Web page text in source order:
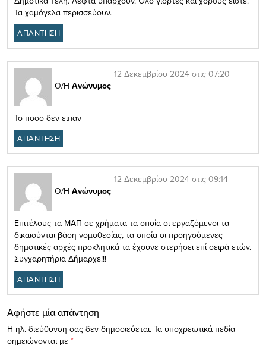
Τα χαμόγελα περισσεύουν.
ΑΠΑΝΤΗΣΗ
Ο/Η Ανώνυμος
12 Δεκεμβρίου 2024 στις 07:20
Το ποσο δεν ειπαν
ΑΠΑΝΤΗΣΗ
Ο/Η Ανώνυμος
12 Δεκεμβρίου 2024 στις 09:14
Επιτέλους τα ΜΑΠ σε χρήματα τα οποία οι εργαζόμενοι τα
δικαιούνται βάση νομοθεσίας, τα οποία οι προηγούμενες
δημοτικές αρχές προκλητικά τα έχουνε στερήσει επί σειρά ετών.
Συγχαρητήρια Δήμαρχε!!!
ΑΠΑΝΤΗΣΗ
Αφήστε μία απάντηση
Η ηλ. διεύθυνση σας δεν δημοσιεύεται. Τα υποχρεωτικά πεδία
σημειώνονται με *